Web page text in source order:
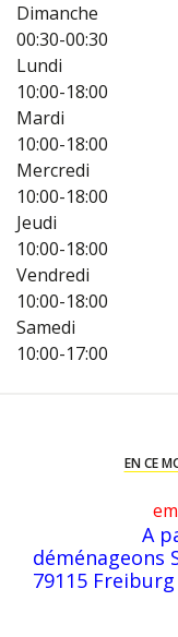
Dimanche
00:30-00:30
Lundi
10:00-18:00
Mardi
10:00-18:00
Mercredi
10:00-18:00
Jeudi
10:00-18:00
Vendredi
10:00-18:00
Samedi
10:00-17:00
EN CE
A partir
déménageons
79115 Freiburg